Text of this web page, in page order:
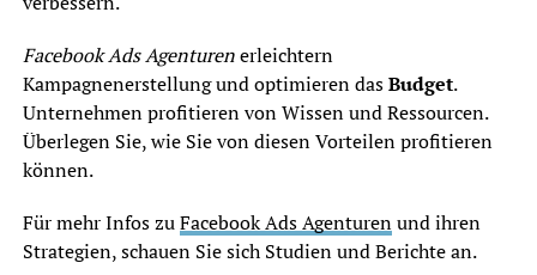
Facebook Ads Agenturenerleichtern
Kampagnenerstellung und optimieren dasBudget.
Unternehmen profitieren von Wissen und Ressourcen.
Überlegen Sie, wie Sie von diesen Vorteilen profitieren
können.
Für mehr Infos zuFacebook Ads Agenturenund ihren
Strategien, schauen Sie sich Studien und Berichte an.